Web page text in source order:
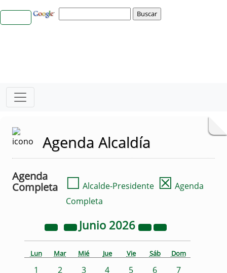
Agenda Alcaldía
Agenda
Completa
☐ Alcalde-Presidente ☒ Agenda
Completa
Junio 2026
Lun Mar Mié Jue Vie Sáb Dom
1 2 3 4 5 6
7